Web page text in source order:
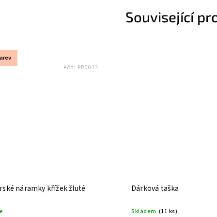
Související
náramky křížek žluté
Kód: PB0013
Dárková taška
Skladem (11 ks)